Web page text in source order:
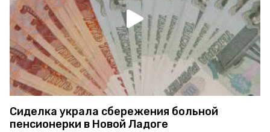
Сиделка украла сбережения больной
пенсионерки в Новой Ладоге